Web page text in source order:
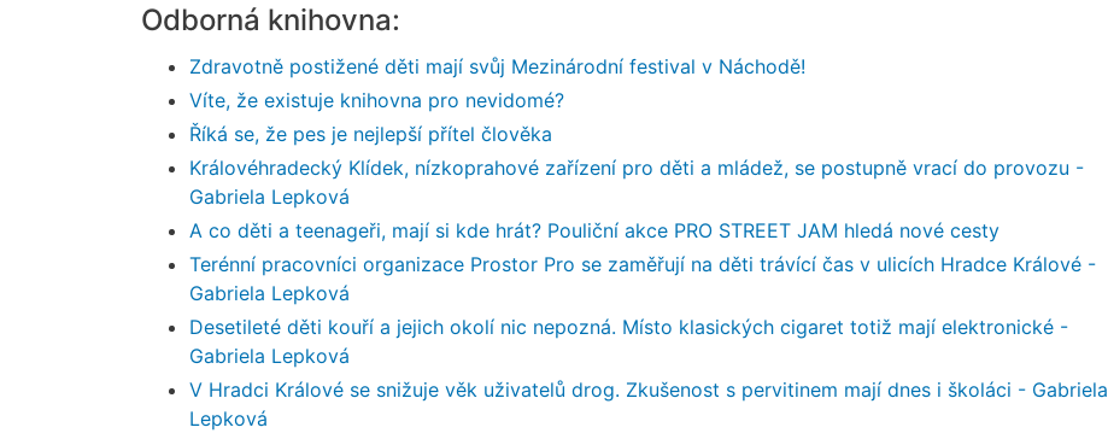
Odborná knihovna:
Zdravotně postižené děti mají svůj Mezinárodní festival v Náchodě!
Víte, že existuje knihovna pro nevidomé?
Říká se, že pes je nejlepší přítel člověka
Královéhradecký Klídek, nízkoprahové zařízení pro děti a mládež, se postupně vrací do provozu -
Gabriela Lepková
A co děti a teenageři, mají si kde hrát? Pouliční akce PRO STREET JAM hledá nové cesty
Terénní pracovníci organizace Prostor Pro se zaměřují na děti trávící čas v ulicích Hradce Králové -
Gabriela Lepková
Desetileté děti kouří a jejich okolí nic nepozná. Místo klasických cigaret totiž mají elektronické -
Gabriela Lepková
V Hradci Králové se snižuje věk uživatelů drog. Zkušenost s pervitinem mají dnes i školáci - Gabriela
Lepková